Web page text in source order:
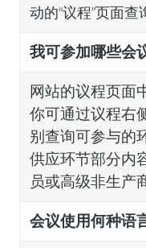
动的“议程”页面查
我可参加哪些会
网站的议程页面
你可通过议程右
别查询可参与的
供应环节部分内
员或高级非生产
会议使用何种语